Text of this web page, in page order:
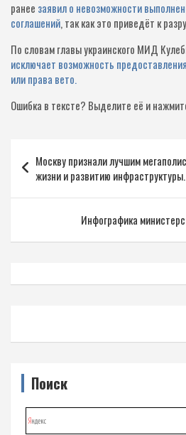
ранее заявил о невозможности
соглашений, так как это приведёт к
По словам главы украинского МИД
исключает возможность
или права вето.
Ошибка в тексте? Выделите её и
по
записям
Москву признали лучшим
жизни и развитию инфраструктуры.
Инфографика
Поиск